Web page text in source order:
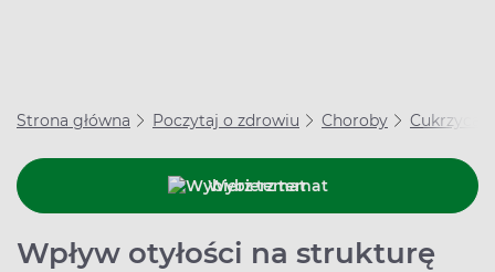
Strona główna Poczytaj o zdrowiu Choroby Cukrzyca
Wybierz temat
Wpływ otyłości na strukturę